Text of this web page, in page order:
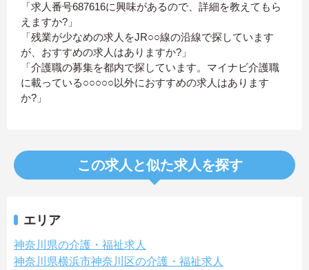
「求人番号687616に興味があるので、詳細を教えてもら
えますか?」
「残業が少なめの求人をJR○○線の沿線で探しています
が、おすすめの求人はありますか?」
「介護職の募集を都内で探しています。マイナビ介護職
に載っている○○○○○以外におすすめの求人はあります
か?」
この求人と似た求人を探す
エリア
神奈川県の介護・福祉求人
神奈川県横浜市神奈川区の介護・福祉求人